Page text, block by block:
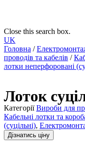
Close this search box.
UK
Головна /
проводів та кабелів /
лотки неперфоровані
Лоток
Категорії Вироби для
Кабельні лотки та
(суцільні),
Дізнатись ціну